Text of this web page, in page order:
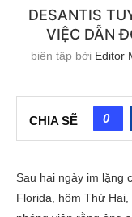
DESANTIS
VIỆC DẪN
biên tập bởi Editor
CHIA SẼ 0
Sau hai ngày im lặng
Florida, hôm Thứ